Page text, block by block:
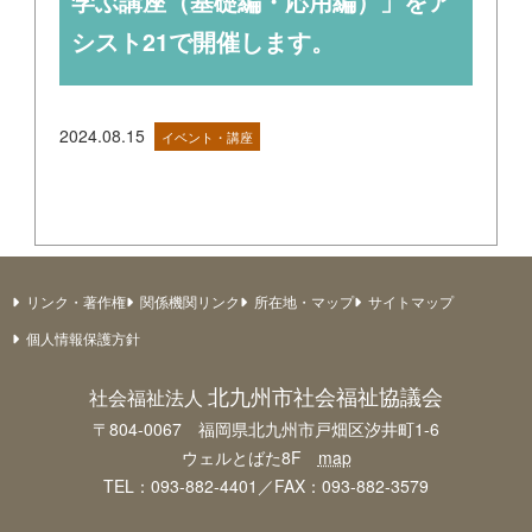
シスト21で開催します。
2024.08.15 イベント・講座
リンク・著作権 関係機関リンク 所在地・マップ
サイトマップ
個人情報保護方針
社会福祉法人 北九州市社会福祉協議会
〒804-0067 福岡県北九州市戸畑区汐井町1-6
ウェルとばた8F map
TEL：093-882-4401／FAX：093-882-3579